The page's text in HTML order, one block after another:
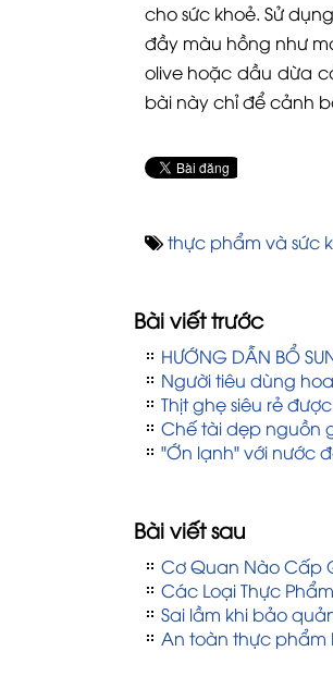
cho sức khoẻ. Sử
đầy màu hồng như
olive hoặc dầu dừa
bài này chỉ để cảnh
thực phẩm và sức
Bài viết trước
HƯỚNG DẪN BỔ
Người tiêu dùng
Thịt ghẹ siêu rẻ
Chế tài dẹp nguồn
"Ớn lạnh" với nước
Bài viết sau
Cơ Quan Nào Cấp
Các Loại Thực
Sai lầm khi bảo
An toàn thực phẩm